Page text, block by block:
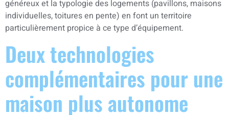
généreux et la typologie des logements (pavillons, maisons
individuelles, toitures en pente) en font un territoire
particulièrement propice à ce type d’équipement.
Deux technologies
complémentaires pour une
maison plus autonome